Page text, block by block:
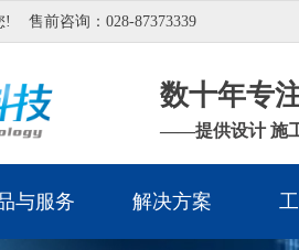
! 售前咨询：028-87373339
数十年专
——提供设计 施
与服务 解决方案